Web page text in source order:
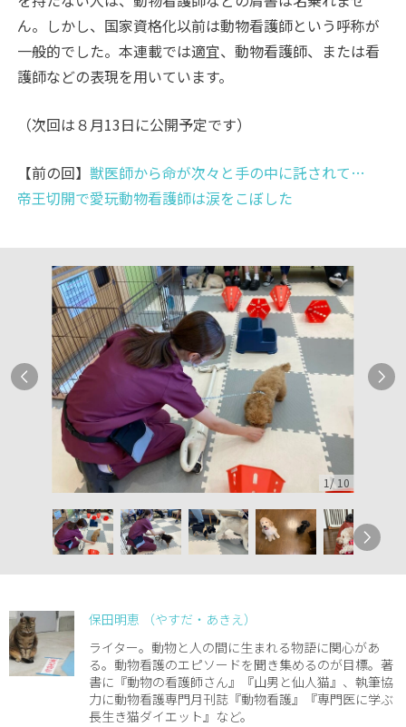
ん。しかし、国家資格化以前は動物看護師という呼称が
一般的でした。本連載では適宜、動物看護師、または看
護師などの表現を用いています。
（次回は８月13日に公開予定です）
【前の回】獣医師から命が次々と手の中に託されて…
帝王切開で愛玩動物看護師は涙をこぼした
1 /10
保田明恵 （やすだ・あきえ）
ライター。動物と人の間に生まれる物語に関心があ
る。動物看護のエピソードを聞き集めるのが目標。著
書に『動物の看護師さん』『山男と仙人猫』、執筆協
力に動物看護専門月刊誌『動物看護』『専門医に学ぶ
長生き猫ダイエット』など。